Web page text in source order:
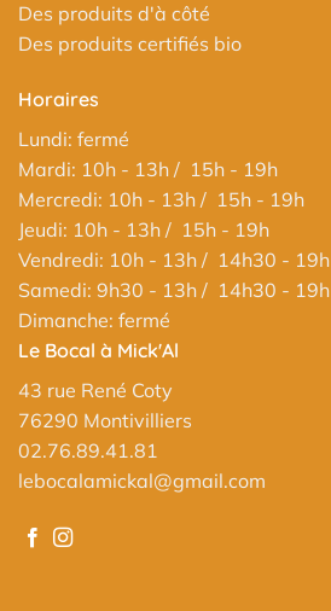
Des produits d'à côté
Des produits certifiés bio
Horaires
Lundi: fermé
Mardi: 10h - 13h / 15h - 19h
Mercredi: 10h - 13h / 15h - 19h
Jeudi: 10h - 13h / 15h - 19h
Vendredi: 10h - 13h / 14h30 - 19h
Samedi: 9h30 - 13h / 14h30 - 19h
Dimanche: fermé
Le Bocal à Mick'Al
43 rue René Coty
76290 Montivilliers
02.76.89.41.81
lebocalamickal@gmail.com